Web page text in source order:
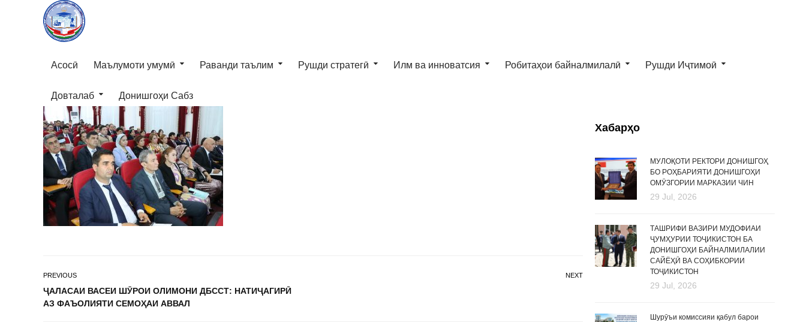
Асосӣ Маълумоти умумӣ Раванди таълим Рушди стратегӣ Илм ва инноватсия Робитаҳои байналмилалӣ Рушди Иҷтимоӣ
Довталаб Донишгоҳи Сабз
PREVIOUS
ҶАЛАСАИ ВАСЕИ ШӮРОИ ОЛИМОНИ ДБССТ: НАТИҶАГИРӢ
АЗ ФАЪОЛИЯТИ СЕМОҲАИ АВВАЛ
NEXT
Хабарҳо
МУЛОҚОТИ РЕКТОРИ ДОНИШГОҲ
БО РОҲБАРИЯТИ ДОНИШГОҲИ
ОМӮЗГОРИИ МАРКАЗИИ ЧИН
29 Jul, 2026
ТАШРИФИ ВАЗИРИ МУДОФИАИ
ҶУМҲУРИИ ТОҶИКИСТОН БА
ДОНИШГОҲИ БАЙНАЛМИЛАЛИИ
САЙЁҲӢ ВА СОҲИБКОРИИ
ТОҶИКИСТОН
29 Jul, 2026
Шурӯъи комиссияи қабул барои